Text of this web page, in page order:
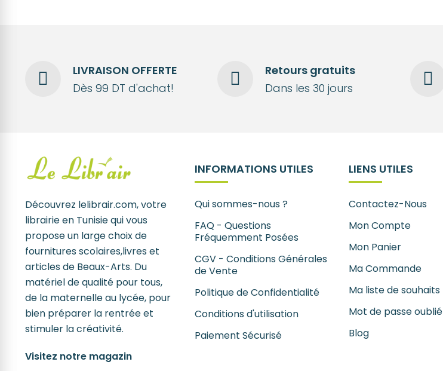
LIVRAISON OFFERTE
Dès 99 DT d'achat!
Retours gratuits
Dans les 30 jours
Découvrez lelibrair.com, votre
librairie en Tunisie qui vous
propose un large choix de
fournitures scolaires,livres et
articles de Beaux-Arts. Du
matériel de qualité pour tous,
de la maternelle au lycée, pour
bien préparer la rentrée et
stimuler la créativité.
Visitez notre magazin
INFORMATIONS UTILES
Qui sommes-nous ?
FAQ - Questions
Fréquemment Posées
CGV - Conditions Générales
de Vente
Politique de Confidentialité
Conditions d'utilisation
Paiement Sécurisé
LIENS UTILES
Contactez-Nous
Mon Compte
Mon Panier
Ma Commande
Ma liste de souhaits
Mot de passe oublié
Blog